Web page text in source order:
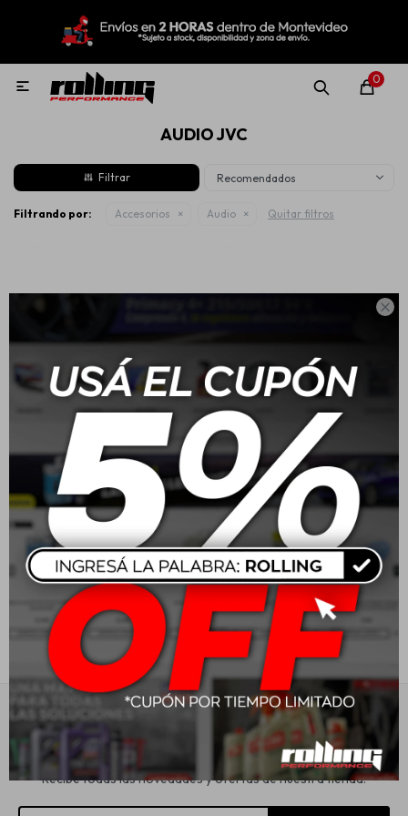

0

AUDIO JVC
Recomendados
Filtrando por: Accesorios Audio Quitar filtros
Jvc Parlantes 6" 300W 2
vias
USD60,41
JVC Radio X280BT
BT/USB
USD 149,00
Suscríbete a nuestra newsletter
Recibe todas las novedades y ofertas de nuestra tienda.
MI CUENTA
Nuevo! Rolling Repuestos
Llantas
Aditivos
Aerosoles
Estética automotriz
Accesorios
Baterías
Repuestos
Servicios